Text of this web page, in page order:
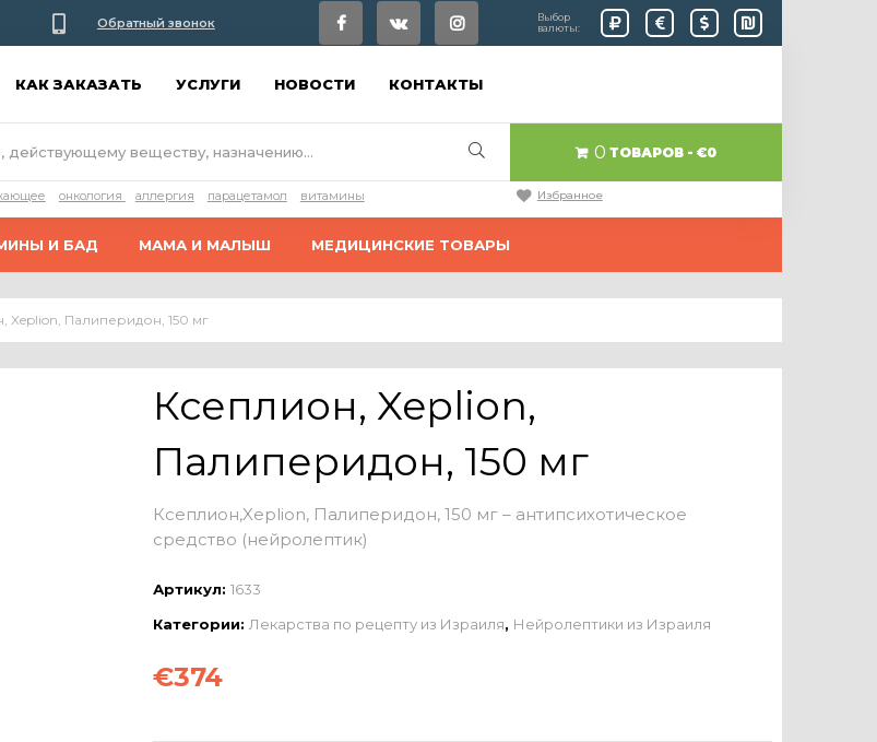
Обратный звонок
Выбор
валюты:
КАК ЗАКАЗАТЬ УСЛУГИ НОВОСТИ КОНТАКТЫ
0 ТОВАРОВ €0
онкология аллергия парацетамол витамины Избранное
И БАД МАМА И МАЛЫШ МЕДИЦИНСКИЕ ТОВАРЫ
Xeplion, Палиперидон, 150 мг
Ксеплион, Xeplion,
Палиперидон, 150 мг
Ксеплион,Xeplion, Палиперидон, 150 мг – антипсихотическое
средство (нейролептик)
Артикул: 1633
Категории: Лекарства по рецепту из Израиля, Нейролептики из Израиля
€374